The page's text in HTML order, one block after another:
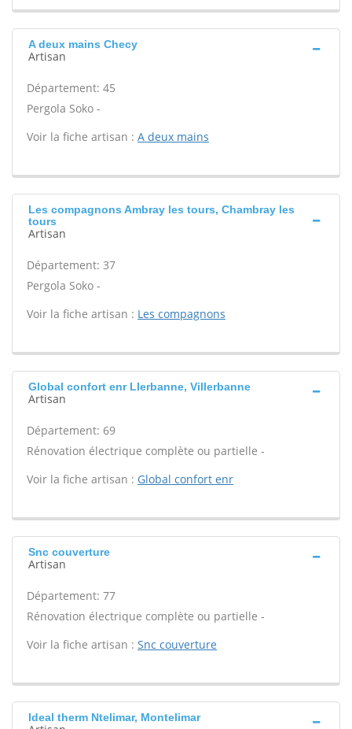
A deux mains Checy
Artisan
Département: 45
Pergola Soko -
Voir la fiche artisan : A deux mains
Les compagnons Ambray les tours, Chambray les
tours
Artisan
Département: 37
Pergola Soko -
Voir la fiche artisan : Les compagnons
Global confort enr Llerbanne, Villerbanne
Artisan
Département: 69
Rénovation électrique complète ou partielle -
Voir la fiche artisan : Global confort enr
Snc couverture
Artisan
Département: 77
Rénovation électrique complète ou partielle -
Voir la fiche artisan : Snc couverture
Ideal therm Ntelimar, Montelimar